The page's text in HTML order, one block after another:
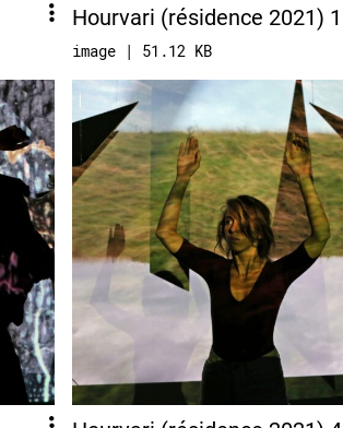
Hourvari (résidence 2021) 1
image | 51.12 KB